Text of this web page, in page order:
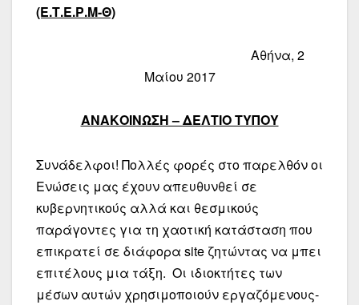
(Ε.Τ.Ε.Ρ.Μ-Θ)
Αθήνα, 2
Μαίου 2017
ΑΝΑΚΟΙΝΩΣΗ – ΔΕΛΤΙΟ ΤΥΠΟΥ
Συνάδελφοι! Πολλές φορές στο παρελθόν οι
Ενώσεις μας έχουν απευθυνθεί σε
κυβερνητικούς αλλά και θεσμικούς
παράγοντες για τη χαοτική κατάσταση που
επικρατεί σε διάφορα site ζητώντας να μπει
επιτέλους μια τάξη. Οι ιδιοκτήτες των
μέσων αυτών χρησιμοποιούν εργαζόμενους-